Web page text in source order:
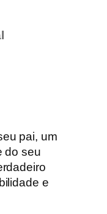
pai, um
do seu
e